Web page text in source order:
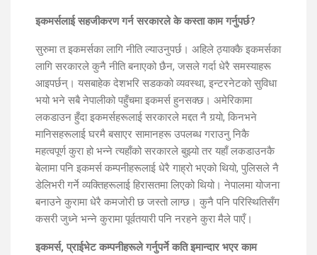
इकमर्सलाई सहजीकरण गर्न सरकारले के कस्ता काम गर्नुपर्छ?
सुरुमा त इकमर्सका लागि नीति ल्याउनुपर्छ। अहिले ठ्याक्कै इकमर्सका
लागि सरकारले कुनै नीति बनाएको छैन, जसले गर्दा धेरै समस्याहरू
आइपर्छन्। यसबाहेक देशभरि सडकको व्यवस्था, इन्टरनेटको सुविधा
भयो भने सबै नेपालीको पहुँचमा इकमर्स हुनसक्छ। अमेरिकामा
लकडाउन हुँदा इकमर्सहरूलाई सरकारले मद्दत नै गर्‍यो, किनभने
मानिसहरूलाई घरमै बसाएर सामानहरू उपलब्ध गराउनु निकै
महत्वपूर्ण कुरा हो भन्ने त्यहाँको सरकारले बुझ्यो तर यहाँ लकडाउनकै
बेलामा पनि इकमर्स कम्पनीहरूलाई धेरै गाह्रो भएको थियो, पुलिसले नै
डेलिभरी गर्ने व्यक्तिहरूलाई हिरासतमा लिएको थियो। नेपालमा योजना
बनाउने कुरामा धेरै कमजोरी छ जस्तो लाग्छ। कुनै पनि परिस्थितिसँग
कसरी जुध्ने भन्ने कुरामा पूर्वतयारी पनि नरहने कुरा मैले पाएँ।
इकमर्स, प्राईभेट कम्पनीहरूले गर्नुपर्ने कति इमान्दार भएर काम